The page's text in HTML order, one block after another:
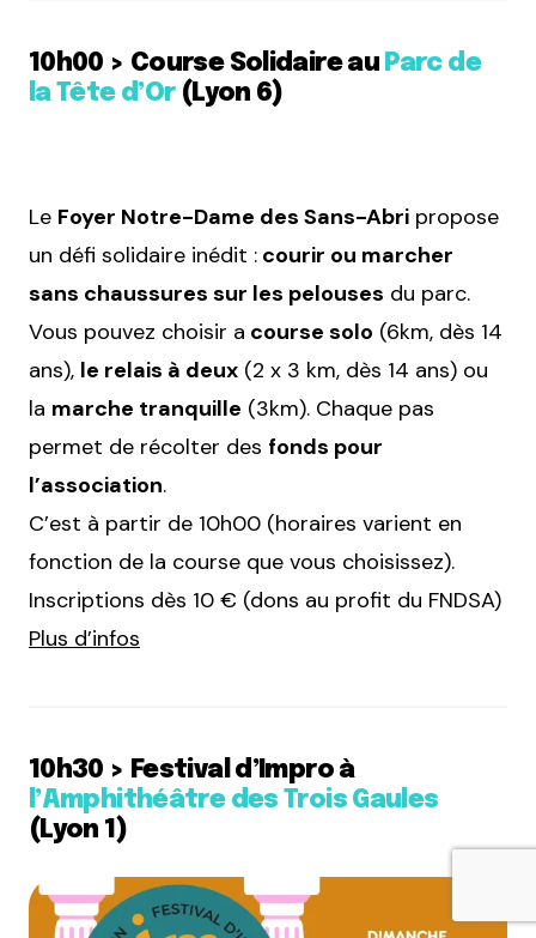
10h00 > Course Solidaire au Parc de
la Tête d’Or(Lyon 6)
Le Foyer Notre-Dame des Sans-Abri propose
un défi solidaire inédit : courir ou marcher
sans chaussures sur les pelouses du parc.
Vous pouvez choisir a course solo (6km, dès 14
ans), le relais à deux (2 x 3 km, dès 14 ans) ou
la marche tranquille (3km). Chaque pas
permet de récolter des fonds pour
l’association.
C’est à partir de 10h00 (horaires varient en
fonction de la course que vous choisissez).
Inscriptions dès 10 € (dons au profit du FNDSA)
Plus d’infos
10h30 > Festival d’Impro à
l’Amphithéâtre des Trois Gaules
(Lyon 1)